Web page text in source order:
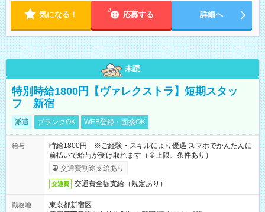
気になる！ 応募する 詳細へ
未読
特別時給1800円【ヴァレクストラ】短期スタッ
フ 新宿
派遣 ブランクOK WEB登録・面接OK
給与
時給1800円 ※ご経験・スキルにより優遇 スマホでかんたんに
前払いで給与が受け取れます（※上限、条件あり）
交通費別途支給あり
交通費 交通費全額支給（規定あり）
勤務地
東京都新宿区